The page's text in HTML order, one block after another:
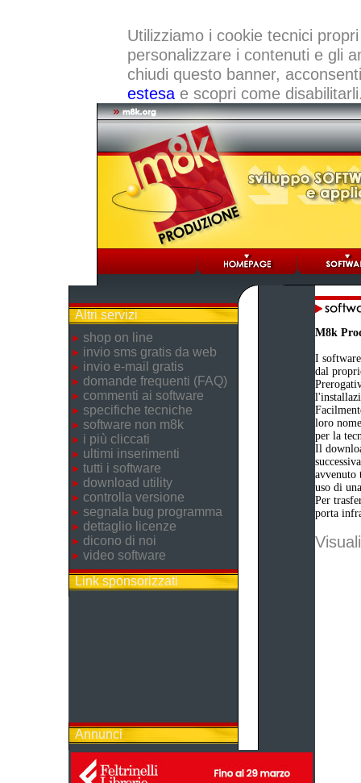
Utilizziamo i cookie tecnici
personalizzare i contenuti e gli
chiudi questo banner,
estesae scopri come
Altri servizi
shop on line
invio sms gratis da web
invio e-mail gratis
domande frequenti (FAQ)
commenti ai software
specifiche tecniche
software non m8k
i più cliccati
ultimi inserimenti
tutti i software
download utility
controlla versione
segnala bug programma
dettaglio licenze
dicono di noi
video software
Link sponsorizzati
Annunci
M8k
I
dal
loro
per la
Il
avvenuto
uso di
Per
porta